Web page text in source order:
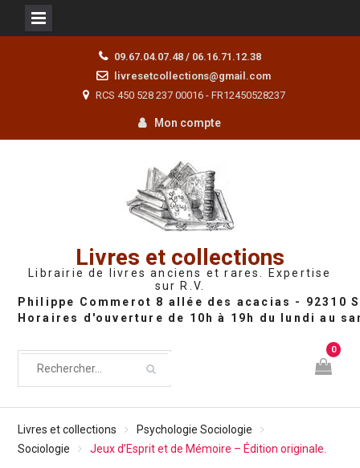
09.67.04.07.48 / 06.16.71.12.38
livresetcollections@gmail.com
RCS 450 528 237 00016 - FR12450528237
Mon compte
Livres et collections
Librairie de livres anciens et rares. Expertise
sur R.V.
0
Livres et collections
Psychologie Sociologie
Sociologie
Jeux d’Esprit et de Mémoire – Édition originale.